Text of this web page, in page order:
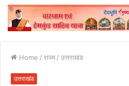
Home / राज्य / उत्तराखंड
उत्तराखंड